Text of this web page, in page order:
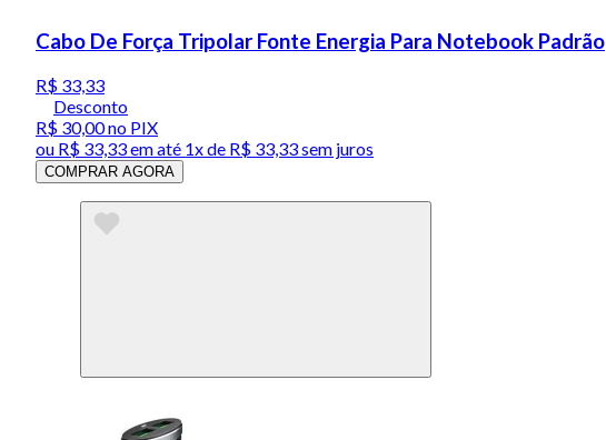
Cabo De Força Tripolar Fonte Energia Para Notebook Padrão
R$ 33,33
Desconto
R$ 30,00no PIX
ou R$ 33,33em até 1x de R$ 33,33sem juros
COMPRAR AGORA